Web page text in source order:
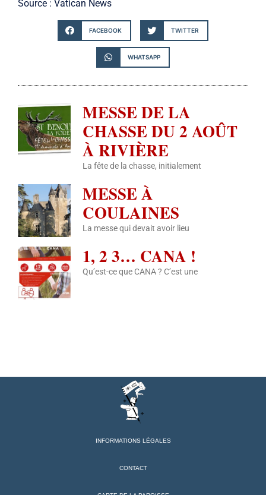
Source : Vatican News
FACEBOOK TWITTER
WHATSAPP
MESSE DE LA
CHASSE DU 2 AOÛT
À RIVIÈRE
La fête de la chasse, initialement
MESSE À
COULAINES
La messe qui devait avoir lieu
1, 2 3… CANA !
Qu’est-ce que CANA ? C’est une
INFORMATIONS LÉGALES
CONTACT